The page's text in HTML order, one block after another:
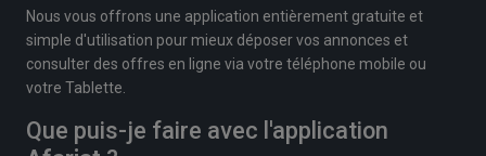
Nous vous offrons une application entièrement gratuite et
simple d'utilisation pour mieux déposer vos annonces et
consulter des offres en ligne via votre téléphone mobile ou
votre Tablette.
Que puis-je faire avec l'application